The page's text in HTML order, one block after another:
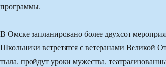
программы.
В Омске запланировано более двухсот
Школьники встретятся с ветеранами Великой
тыла, пройдут уроки мужества,